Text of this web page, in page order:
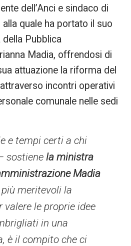
dell’Anci e sindaco di
quale ha portato il suo
Pubblica
Madia, offrendosi di
attuazione la riforma del
incontri operativi
comunale nelle sedi
e tempi certi a chi
sostienela ministra
Madia
meritevoli la
le proprie idee
in una
è il compito che ci